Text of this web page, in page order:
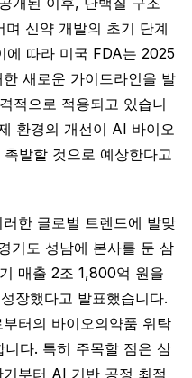
신약 개발의 초기 단계
에 따라 미국 FDA는 2025
새로운 가이드라인을 발
적으로 적용되고 있습니
환경의 개선이 AI 바이오
발할 것으로 예상한다고
한 글로벌 트렌드에 발맞
기도 성남에 본사를 둔 삼
매출 2조 1,800억 원을
장했다고 발표했습니다.
터의 바이오의약품 위탁
다. 특히 주목할 점은 삼
부터 AI 기반 공정 최적